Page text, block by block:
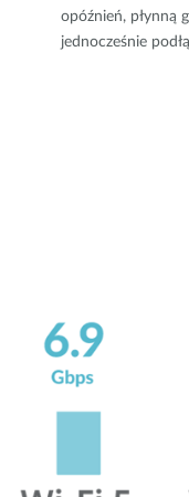
opóźnień, płynną
jednocześnie